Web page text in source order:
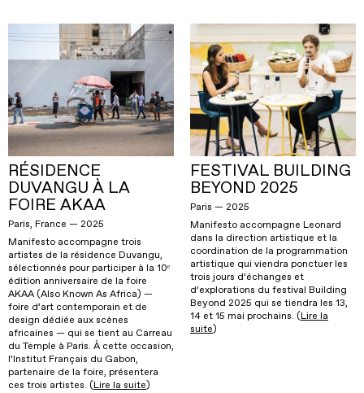
RÉSIDENCE
DUVANGU À LA
FOIRE AKAA
Paris, France — 2025
Manifesto accompagne trois
artistes de la résidence Duvangu,
sélectionnés pour participer à la 10ᵉ
édition anniversaire de la foire
AKAA (Also Known As Africa) —
foire d’art contemporain et de
design dédiée aux scènes
africaines — qui se tient au Carreau
du Temple à Paris. À cette occasion,
l’Institut Français du Gabon,
partenaire de la foire, présentera
ces trois artistes. (Lire la suite)
FESTIVAL BUILDING
BEYOND 2025
Paris — 2025
Manifesto accompagne Leonard
dans la direction artistique et la
coordination de la programmation
artistique qui viendra ponctuer les
trois jours d’échanges et
d’explorations du festival Building
Beyond 2025 qui se tiendra les 13,
14 et 15 mai prochains. (Lire la
suite)